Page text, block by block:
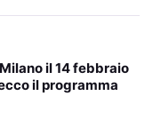
il 14 febbraio
il programma